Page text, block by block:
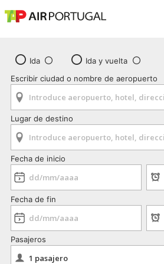
Ida
Ida y vuelta
Escribir ciudad o nombre de aeropuerto
Lugar de destino
Fecha de inicio
Fecha de fin
Pasajeros